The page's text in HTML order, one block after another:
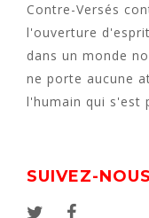
Contre-Versés
l'ouverture
dans un monde
ne porte aucune
l'humain qui s'est
SUIVEZ-NOUS